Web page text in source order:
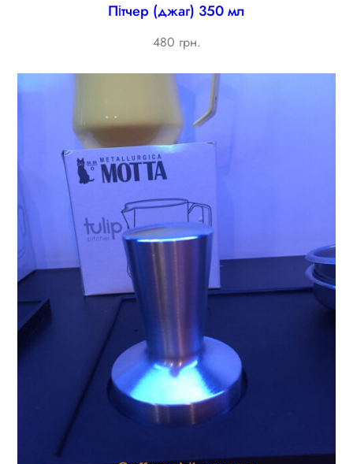
Пітчер (джаг) 350 мл
480 грн.